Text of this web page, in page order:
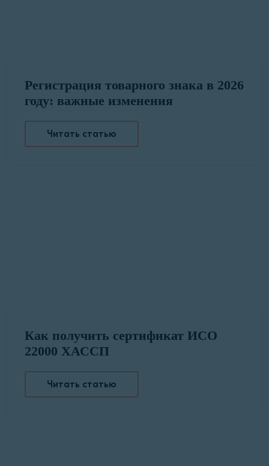
Регистрация товарного знака в 2026
году: важные изменения
Читать статью
Как получить сертификат ИСО
22000 ХАССП
Читать статью